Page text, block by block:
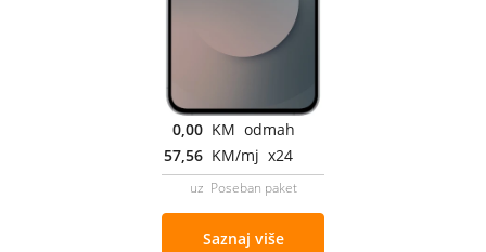
0,00 KM odmah
57,56 KM/mj x24
uz Poseban paket
Saznaj više